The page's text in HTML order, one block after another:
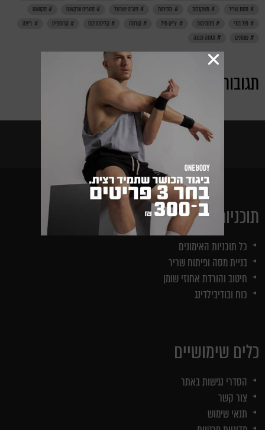
מסת שריר
משקולות מתיחות נינג'ה ישראל סטריט וורקאוט
סקוואט
פול בודי
פחמימות צ'יט מיל קורונה קליסטניקס קרוספיט
ריצה
שומנים
תזונה נכונה
תגובות אחרונות
facebook
instagram
תוכניות אימונים
כל תוכניות האימונים
בניית מסה ופיתוח שריר
חיטוב והורדת אחוזי שומן
כוח ובודיבילדינג
כלים שימושיים
הסדרי נגישות באתר
צור קשר
תנאי שימוש